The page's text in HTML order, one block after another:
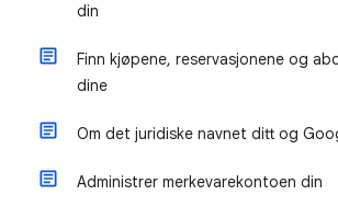
din
Finn kjøpene, reservasjonene og
dine
Om det juridiske navnet ditt og
Administrer merkevarekontoen din